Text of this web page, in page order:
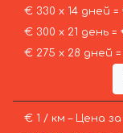
€ 330 х 14 дней
€ 300 х 21 день
€ 275 х 28 дней
€ 1 / км – Цена